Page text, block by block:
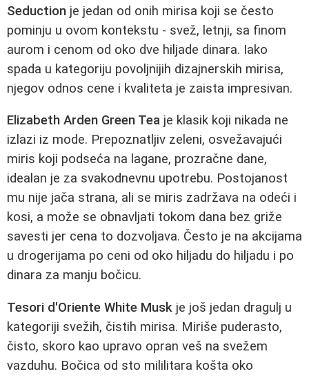
Seduction je jedan od onih mirisa koji se često
pominju u ovom kontekstu - svež, letnji, sa finom
aurom i cenom od oko dve hiljade dinara. Iako
spada u kategoriju povoljnijih dizajnerskih mirisa,
njegov odnos cene i kvaliteta je zaista impresivan.
Elizabeth Arden Green Tea je klasik koji nikada ne
izlazi iz mode. Prepoznatljiv zeleni, osvežavajući
miris koji podseća na lagane, prozračne dane,
idealan je za svakodnevnu upotrebu. Postojanost
mu nije jača strana, ali se miris zadržava na odeći i
kosi, a može se obnavljati tokom dana bez griže
savesti jer cena to dozvoljava. Često je na akcijama
u drogerijama po ceni od oko hiljadu do hiljadu i po
dinara za manju bočicu.
Tesori d'Oriente White Musk je još jedan dragulj u
kategoriji svežih, čistih mirisa. Miriše puderasto,
čisto, skoro kao upravo opran veš na svežem
vazduhu. Bočica od sto mililitara košta oko